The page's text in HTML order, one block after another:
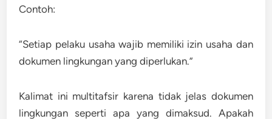
Contoh:
“Setiap pelaku usaha wajib memiliki izin usaha dan
dokumen lingkungan yang diperlukan.”
Kalimat ini multitafsir karena tidak jelas dokumen
lingkungan seperti apa yang dimaksud. Apakah